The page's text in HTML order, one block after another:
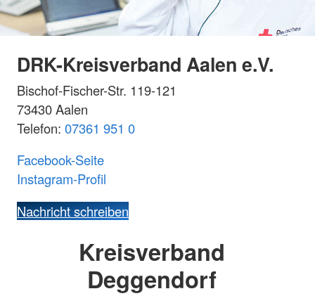
DRK-Kreisverband Aalen e.V.
Bischof-Fischer-Str. 119-121
73430 Aalen
Telefon: 07361 951 0
Facebook-Seite
Instagram-Profil
Nachricht schreiben
Kreisverband
Deggendorf